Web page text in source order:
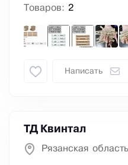
Товаров: 2
Написать
ТД Квинтал
Рязанская